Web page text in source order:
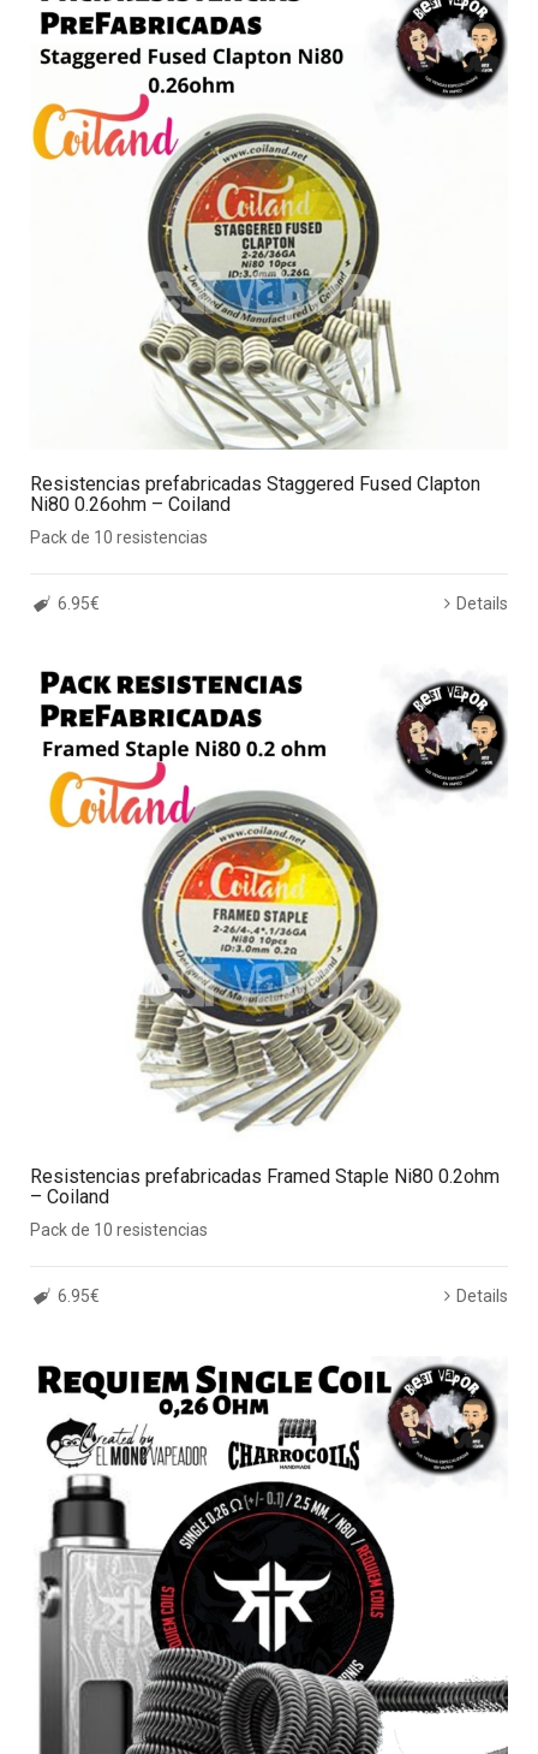
Resistencias prefabricadas Staggered Fused Clapton
Ni80 0.26ohm – Coiland
Pack de 10 resistencias
6.95€ Details
Resistencias prefabricadas Framed Staple Ni80 0.2ohm
– Coiland
Pack de 10 resistencias
6.95€ Details